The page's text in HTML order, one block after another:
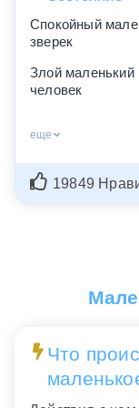
Спокойный
зверек
Злой маленький
человек
еще
19849
Что